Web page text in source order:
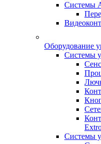
Системы
Оборудование
Системы
Системы